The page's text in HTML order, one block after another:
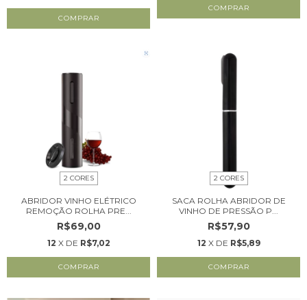
2 CORES
ABRIDOR VINHO ELÉTRICO
REMOÇÃO ROLHA PRE...
R$69,00
12 X DE R$7,02
COMPRAR
2 CORES
SACA ROLHA ABRIDOR DE
VINHO DE PRESSÃO P...
R$57,90
12 X DE R$5,89
COMPRAR